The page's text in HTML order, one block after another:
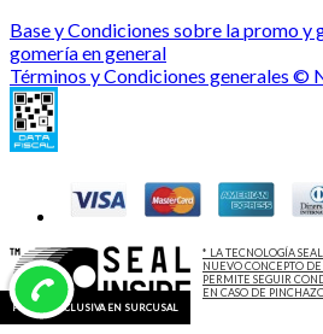
PROMO EXCLUSIVA EN SURCUSAL
PROMO EXCLUSIVA EN SURCUSAL
PROMO EXCLUSIVA EN SURCUSAL
PROMO EXCLUSIVA EN SURCUSAL
PROMO EXCLUSIVA EN SURCUSAL
Base y Condiciones sobre la promo y
gomería en general
Términos y Condiciones generales ©
* LA TECNOLOGÍA
NUEVO CONCEPTO
PERMITE SEGUIR
EN CASO DE